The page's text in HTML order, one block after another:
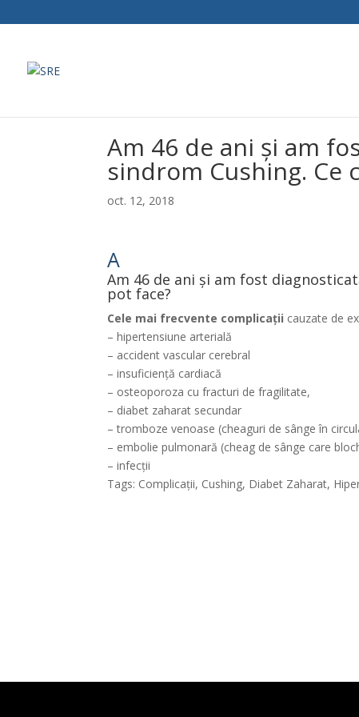
Am 46 de ani și am
sindrom Cushing. Ce
oct. 12, 2018
A
Am 46 de ani și am fost
pot face?
Cele mai frecvente complicații cauzate de
– hipertensiune arterială
– accident vascular cerebral
– insuficiență cardiacă
– osteoporoza cu fracturi de fragilitate,
– diabet zaharat secundar
– tromboze venoase (cheaguri de sânge în
– embolie pulmonară (cheag de sânge care
– infecții
Tags: Complicații, Cushing, Diabet Zaharat,